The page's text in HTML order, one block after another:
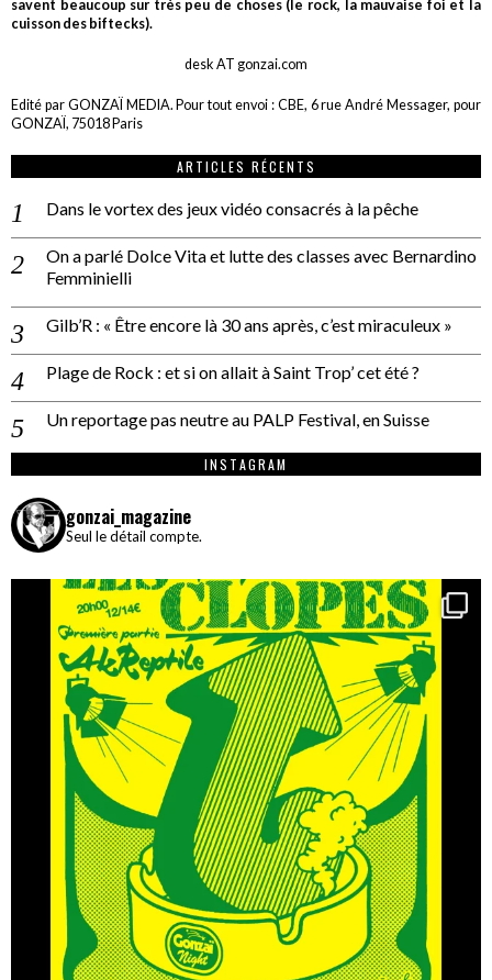
savent beaucoup sur très peu de choses (le rock, la mauvaise foi et la
cuisson des biftecks).
desk AT gonzai.com
Edité par GONZAÏ MEDIA. Pour tout envoi : CBE, 6 rue André Messager, pour
GONZAÏ, 75018 Paris
ARTICLES RÉCENTS
Dans le vortex des jeux vidéo consacrés à la pêche
On a parlé Dolce Vita et lutte des classes avec Bernardino
Femminielli
Gilb’R : « Être encore là 30 ans après, c’est miraculeux »
Plage de Rock : et si on allait à Saint Trop’ cet été ?
Un reportage pas neutre au PALP Festival, en Suisse
INSTAGRAM
gonzai_magazine
Seul le détail compte.